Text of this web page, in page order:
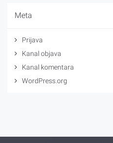
Meta
Prijava
Kanal objava
Kanal komentara
WordPress.org